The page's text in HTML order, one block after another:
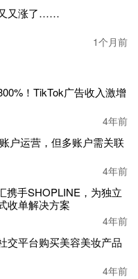
又涨了……
1个月前
！TikTok广告收入激增
4年前
户运营，但多账户需关联
4年前
携手SHOPLINE，为独立
收单解决方案
4年前
交平台购买美容美妆产品
4年前